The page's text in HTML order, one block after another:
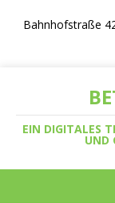
Bahnhofstraße
EIN DIGITALES
UND